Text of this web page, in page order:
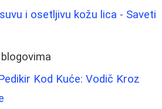
i osetljivu kožu lica - Saveti
Kod Kuće: Vodič Kroz